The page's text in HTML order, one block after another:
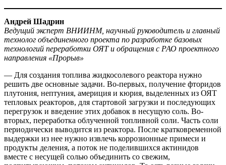
Андрей Шадрин
Ведущий эксперт ВНИИНМ, научный руководитель и главный
технолог объединенного проекта по разработке базовых
технологий переработки ОЯТ и обращения с РАО проектного
направления «Прорыв»
— Для создания топлива жидкосолевого реактора нужно
решить две основные задачи. Во-первых, получение фторидов
плутония, нептуния, америция и кюрия, выделенных из ОЯТ
тепловых реакторов, для стартовой загрузки и последующих
перегрузок и введение этих добавок в несущую соль. Во-
вторых, переработка облученной топливной соли. Часть соли
периодически выводится из реактора. После кратковременной
выдержки из нее нужно извлечь коррозионные примеси и
продукты деления, а поток не поделившихся актинидов
вместе с несущей солью объединить со свежим,